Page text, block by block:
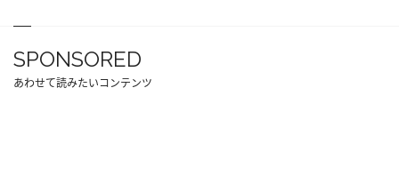
SPONSORED
あわせて読みたいコンテンツ